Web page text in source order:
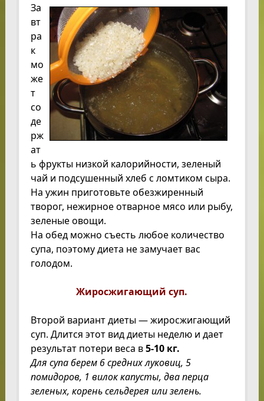
За
вт
ра
к
мо
же
т
со
де
рж
ат
ь фрукты низкой калорийности, зеленый
чай и подсушенный хлеб с ломтиком сыра.
На ужин приготовьте обезжиренный
творог, нежирное отварное мясо или рыбу,
зеленые овощи.
На обед можно съесть любое количество
супа, поэтому диета не замучает вас
голодом.
Жиросжигающий суп.
Второй вариант диеты — жиросжигающий
суп. Длится этот вид диеты неделю и дает
результат потери веса в5-10 кг.
Для супа берем 6 средних луковиц, 5
помидоров, 1 вилок капусты, два перца
зеленых, корень сельдерея или зелень.